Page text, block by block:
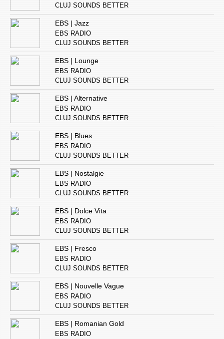
CLUJ SOUNDS BETTER
EBS | Jazz
EBS RADIO
CLUJ SOUNDS BETTER
EBS | Lounge
EBS RADIO
CLUJ SOUNDS BETTER
EBS | Alternative
EBS RADIO
CLUJ SOUNDS BETTER
EBS | Blues
EBS RADIO
CLUJ SOUNDS BETTER
EBS | Nostalgie
EBS RADIO
CLUJ SOUNDS BETTER
EBS | Dolce Vita
EBS RADIO
CLUJ SOUNDS BETTER
EBS | Fresco
EBS RADIO
CLUJ SOUNDS BETTER
EBS | Nouvelle Vague
EBS RADIO
CLUJ SOUNDS BETTER
EBS | Romanian Gold
EBS RADIO